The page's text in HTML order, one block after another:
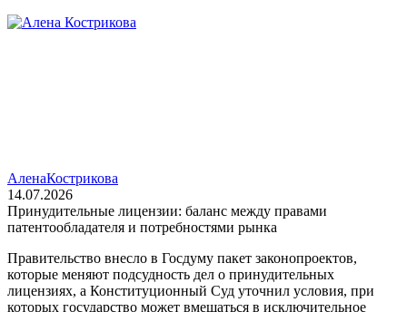
АленаКострикова
14.07.2026
Принудительные лицензии: баланс между правами
патентообладателя и потребностями рынка
Правительство внесло в Госдуму пакет законопроектов,
которые меняют подсудность дел о принудительных
лицензиях, а Конституционный Суд уточнил условия, при
которых государство может вмешаться в исключительное